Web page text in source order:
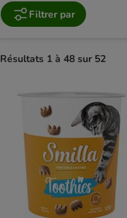
Filtrer par
Résultats 1 à 48 sur 52